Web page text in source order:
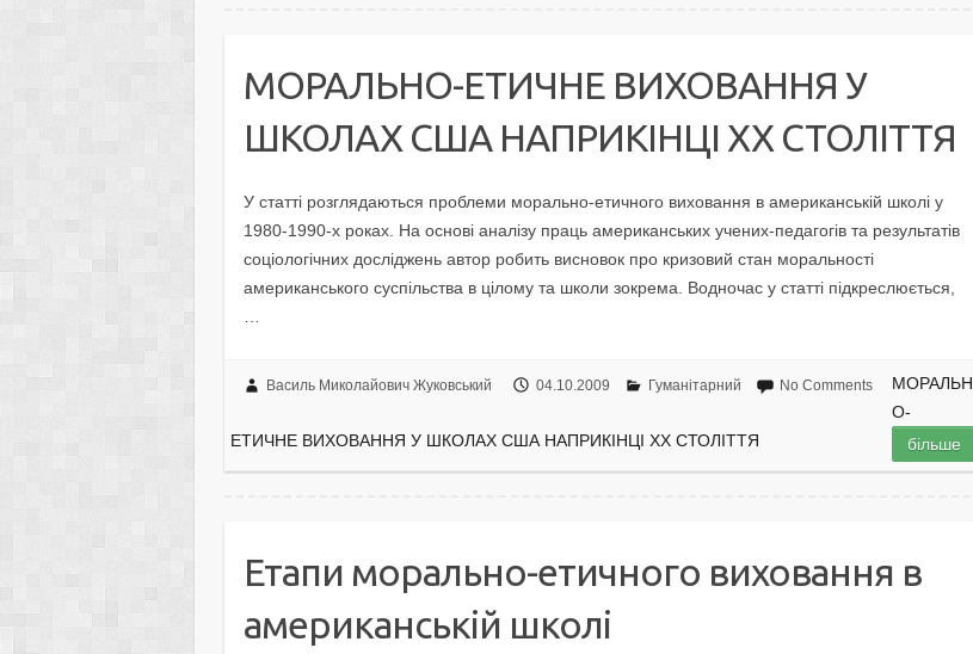
МОРАЛЬНО-ЕТИЧНЕ ВИХОВАННЯ У
ШКОЛАХ США НАПРИКІНЦІ ХХ СТОЛІТТЯ
У статті розглядаються проблеми морально-етичного виховання в американській школі у
1980-1990-х роках. На основі аналізу праць американських учених-педагогів та результатів
соціологічних досліджень автор робить висновок про кризовий стан моральності
американського суспільства в цілому та школи зокрема. Водночас у статті підкреслюється,
Василь Миколайович Жуковський 04.10.2009 Гуманітарний No Comments
МОРАЛЬН
О-
ЕТИЧНЕ ВИХОВАННЯ У ШКОЛАХ США НАПРИКІНЦІ ХХ СТОЛІТТЯ
більше
Етапи морально-етичного виховання в
американській школі